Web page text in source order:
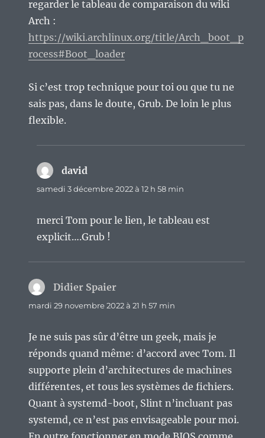
regarder le tableau de comparaison du wiki
Arch :
https://wiki.archlinux.org/title/Arch_boot_p
rocess#Boot_loader
Si c’est trop technique pour toi ou que tu ne
sais pas, dans le doute, Grub. De loin le plus
flexible.
david
samedi 3 décembre 2022 à 12 h 58 min
merci Tom pour le lien, le tableau est
explicit….Grub !
Didier Spaier
mardi 29 novembre 2022 à 21 h 57 min
Je ne suis pas sûr d’être un geek, mais je
réponds quand même: d’accord avec Tom. Il
supporte plein d’architectures de machines
différentes, et tous les systèmes de fichiers.
Quant à systemd-boot, Slint n’incluant pas
systemd, ce n’est pas envisageable pour moi.